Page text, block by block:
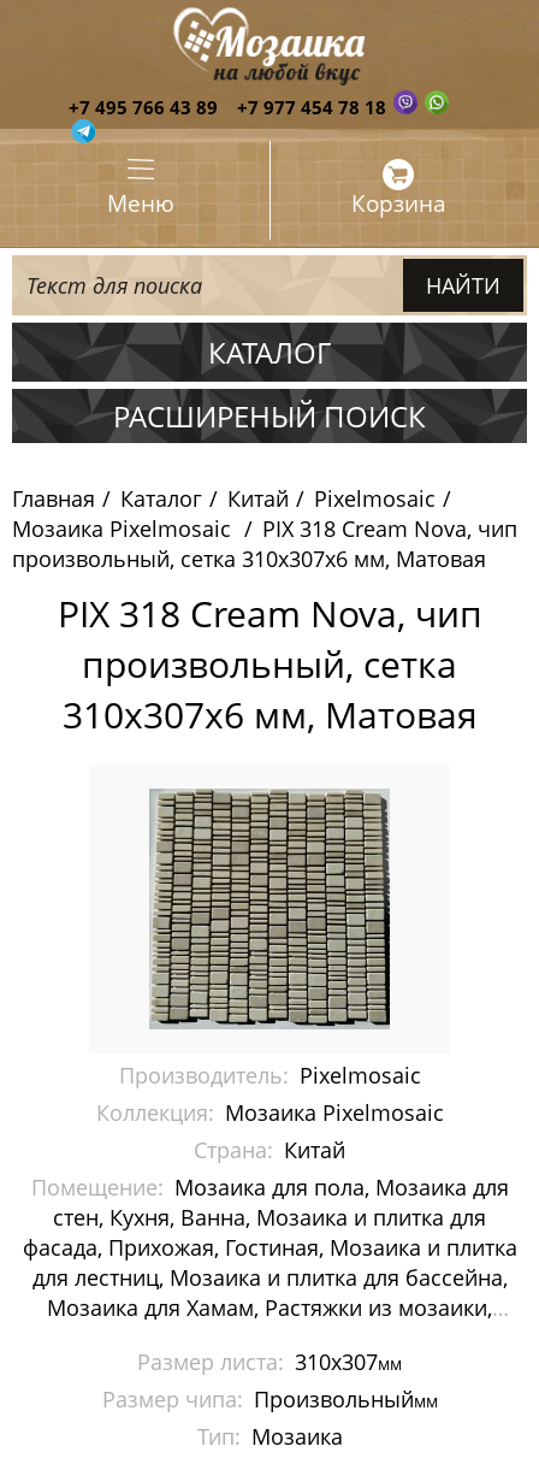
+7 495 766 43 89 +7 977 454 78 18
Меню Корзина
КАТАЛОГ
Испания
Китай
Pixelmosaic
Мозаика Pixelmosaic
Зеркала NS Bath
Керамогранит NSceramic
Керамогранит Staro
Мозаика ArtMoment
Мозаика Bars Crystal Mosaic
Мозаика Bonaparte
Мозаика Caramelle Mosaic
Мозаика Decor-mosaic
Мозаика Imagine Mosaic
Мозаика Irida
Мозаика Keramograd
Мозаика Mir Mosaic
Мозаика NSmosaic
Мозаика Orro Mosaic
РАСШИРЕНЫЙ ПОИСК
Главная Каталог Китай
Pixelmosaic
Мозаика Pixelmosaic
PIX 318 Cream Nova, чип
произвольный, сетка 310х307х6 мм, Матовая
PIX 318 Cream Nova, чип
произвольный, сетка
310х307х6 мм, Матовая
Производитель: Pixelmosaic
Коллекция: Мозаика Pixelmosaic
Страна: Китай
Помещение: Мозаика для пола, Мозаика для
стен, Кухня, Ванна, Мозаика и плитка для
фасада, Прихожая, Гостиная, Мозаика и плитка
для лестниц, Мозаика и плитка для бассейна,
Мозаика для Хамам, Растяжки из мозаики,
Размер листа: 310х307мм
Размер чипа: Произвольныймм
Тип: Мозаика